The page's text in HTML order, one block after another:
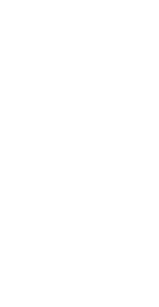
nepoți
Ettrup
sindicale